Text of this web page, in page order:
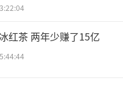
红茶 两年少赚了15亿